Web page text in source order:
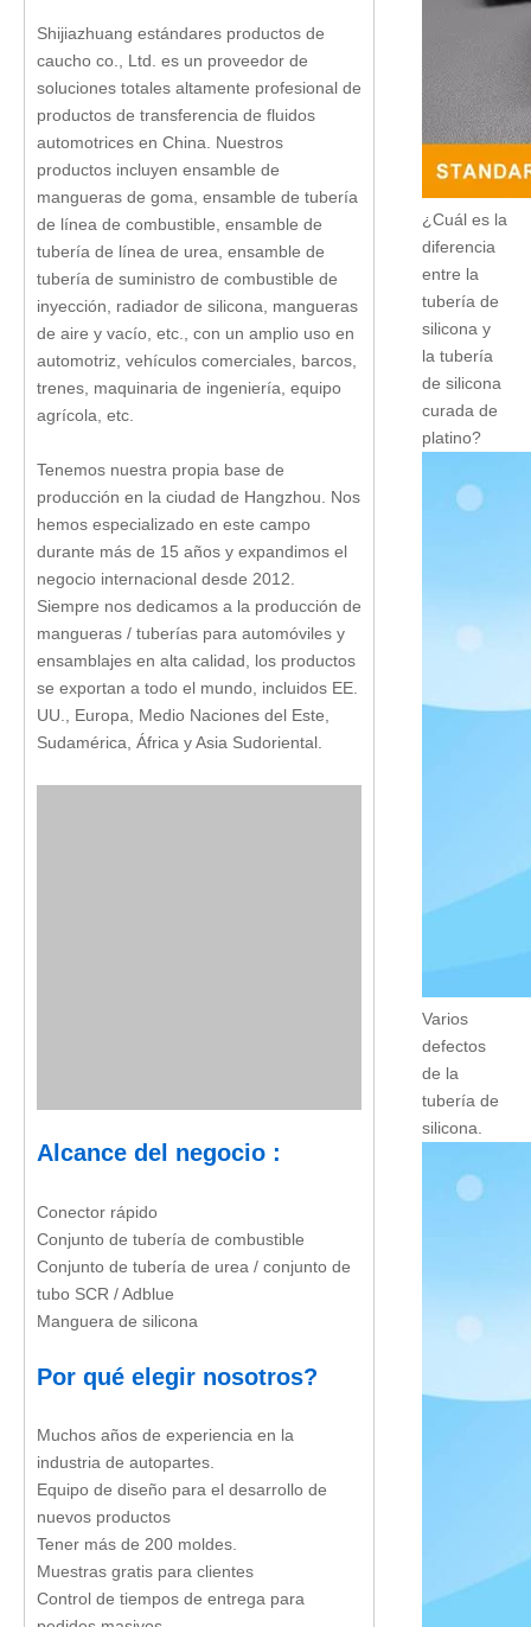
Shijiazhuang estándares productos de
caucho co., Ltd. es un proveedor de
soluciones totales altamente profesional de
productos de transferencia de fluidos
automotrices en China. Nuestros
productos incluyen ensamble de
mangueras de goma, ensamble de tubería
de línea de combustible, ensamble de
tubería de línea de urea, ensamble de
tubería de suministro de combustible de
inyección, radiador de silicona, mangueras
de aire y vacío, etc., con un amplio uso en
automotriz, vehículos comerciales, barcos,
trenes, maquinaria de ingeniería, equipo
agrícola, etc.
Tenemos nuestra propia base de
producción en la ciudad de Hangzhou. Nos
hemos especializado en este campo
durante más de 15 años y expandimos el
negocio internacional desde 2012.
Siempre nos dedicamos a la producción de
mangueras / tuberías para automóviles y
ensamblajes en alta calidad, los productos
se exportan a todo el mundo, incluidos EE.
UU., Europa, Medio Naciones del Este,
Sudamérica, África y Asia Sudoriental.
Alcance del negocio :
Conector rápido
Conjunto de tubería de combustible
Conjunto de tubería de urea / conjunto de
tubo SCR / Adblue
Manguera de silicona
Por qué elegir nosotros?
Muchos años de experiencia en la
industria de autopartes.
Equipo de diseño para el desarrollo de
nuevos productos
Tener más de 200 moldes.
Muestras gratis para clientes
Control de tiempos de entrega para
¿Cuál es la
diferencia
entre la
tubería de
silicona y
la tubería
de silicona
curada de
platino?
Varios
defectos
de la
tubería de
silicona.